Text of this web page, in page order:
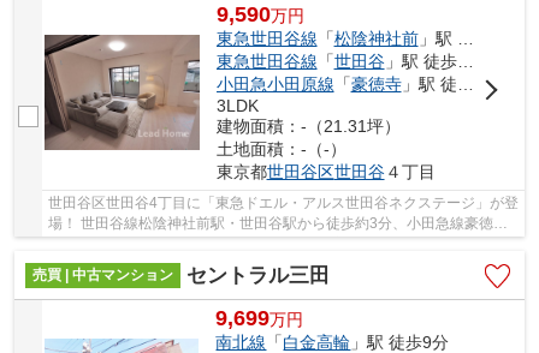
9,590万円
東急世田谷線 「松陰神社前」駅 徒歩3分
東急世田谷線 「世田谷」駅 徒歩3分
小田急小田原線 「豪徳寺」駅 徒歩21分
3LDK
建物面積：-（21.31坪）
土地面積：-（-）
東京都世田谷区世田谷４丁目
世田谷区世田谷4丁目に「東急ドエル・アルス世田谷ネクステージ」が登
場！ 世田谷線松陰神社前駅・世田谷駅から徒歩約3分、小田急線豪徳寺
駅から徒歩約21分。 2路線3駅利用可能な大変...
売買 | 中古マンション
セントラル三田
9,699万円
南北線 「白金高輪 」駅 徒歩9分